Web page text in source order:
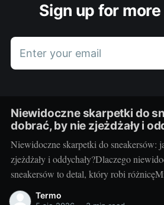
Sign up for
Enter your email
Niewidoczne skarpetki do
dobrać, by nie zjeżdżały i
Niewidoczne skarpetki do sneakersów:
zjeżdżały i oddychały?Dlaczego
sneakersów to detal, który robi
ulubione sneakersy i… zero wystających
Termo